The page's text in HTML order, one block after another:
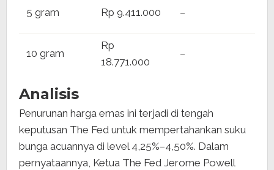
5 gram Rp 9.411.000 –
10 gram
Rp
18.771.000
–
Analisis
Penurunan harga emas ini terjadi di tengah
keputusan The Fed untuk mempertahankan suku
bunga acuannya di level 4,25%–4,50%. Dalam
pernyataannya, Ketua The Fed Jerome Powell